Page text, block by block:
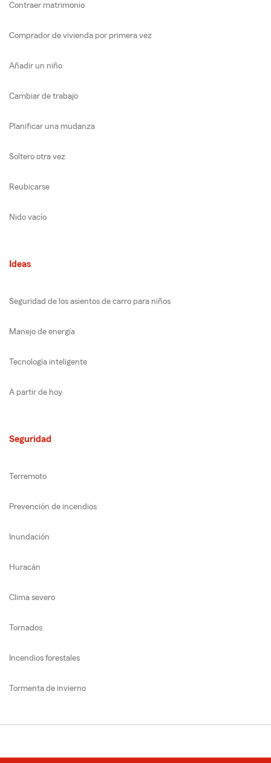
Contraer matrimonio
Comprador de vivienda por primera vez
Añadir un niño
Cambiar de trabajo
Planificar una mudanza
Soltero otra vez
Reubicarse
Nido vacío
Ideas
Seguridad de los asientos de carro para niños
Manejo de energía
Tecnología inteligente
A partir de hoy
Seguridad
Terremoto
Prevención de incendios
Inundación
Huracán
Clima severo
Tornados
Incendios forestales
Tormenta de invierno